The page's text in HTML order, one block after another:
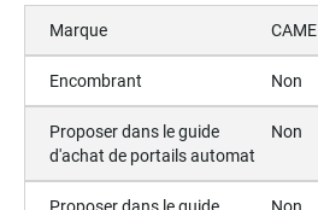
Marque CAME
Encombrant Non
Proposer dans le guide
d'achat de portails automat
Non
Proposer dans le guide
Non